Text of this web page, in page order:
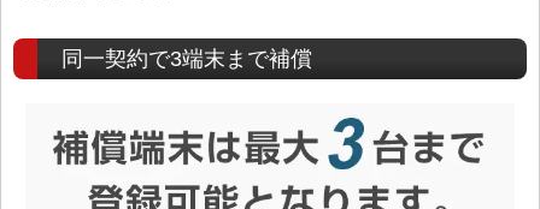
同一契約で3端末まで補償